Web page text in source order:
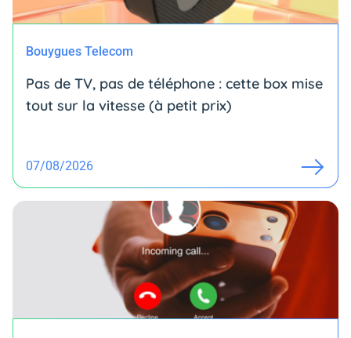
Bouygues Telecom
Pas de TV, pas de téléphone : cette box mise
tout sur la vitesse (à petit prix)
07/08/2026